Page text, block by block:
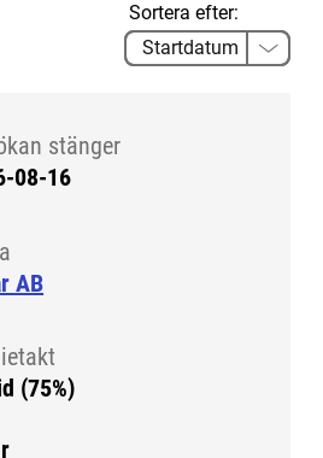
Sortera efter:
stänger
08-16
AB
(75%)